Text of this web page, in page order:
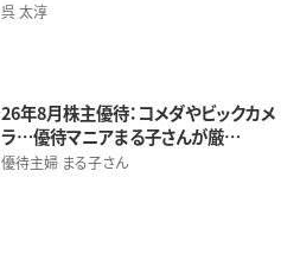
呉 太淳
26年8月株主優待：コメダやビックカメ
ラ…優待マニアまる子さんが厳…
優待主婦 まる子さん